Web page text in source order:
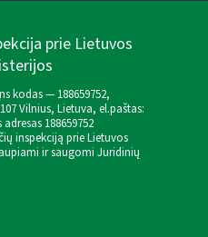
prie Lietuvos
kodas — 188659752,
Vilnius, Lietuva, el.paštas:
188659752
inspekciją prie Lietuvos
ir saugomi Juridinių